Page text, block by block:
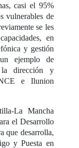
casi el 95%
vulnerables de
se les
en
y gestión
ejemplo de
la dirección y
e Ilunion
La Mancha
el Desarrollo
que desarrolla,
y Puesta en